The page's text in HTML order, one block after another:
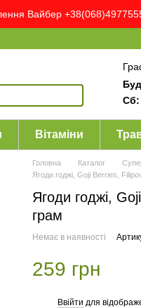
Вайбер
Сб:
Вітаміни
Головна Каталог
Ягоди годжі, Goji Berries,
Ягоди годжі,
грам
Немає в наявності
259 грн
Ввійти для